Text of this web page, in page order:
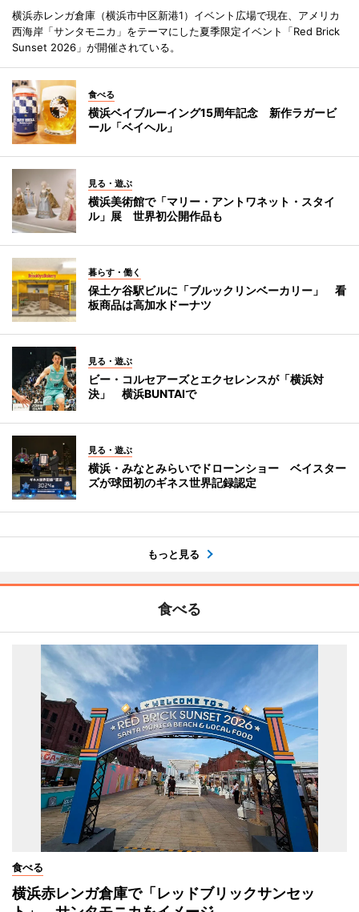
横浜赤レンガ倉庫（横浜市中区新港1）イベント広場で現在、アメリカ
西海岸「サンタモニカ」をテーマにした夏季限定イベント「Red Brick
Sunset 2026」が開催されている。
食べる
横浜ベイブルーイング15周年記念 新作ラガービ
ール「ベイヘル」
見る・遊ぶ
横浜美術館で「マリー・アントワネット・スタイ
ル」展 世界初公開作品も
暮らす・働く
保土ケ谷駅ビルに「ブルックリンベーカリー」 看
板商品は高加水ドーナツ
見る・遊ぶ
ビー・コルセアーズとエクセレンスが「横浜対
決」 横浜BUNTAIで
見る・遊ぶ
横浜・みなとみらいでドローンショー ベイスター
ズが球団初のギネス世界記録認定
もっと見る
食べる
食べる
横浜赤レンガ倉庫で「レッドブリックサンセッ